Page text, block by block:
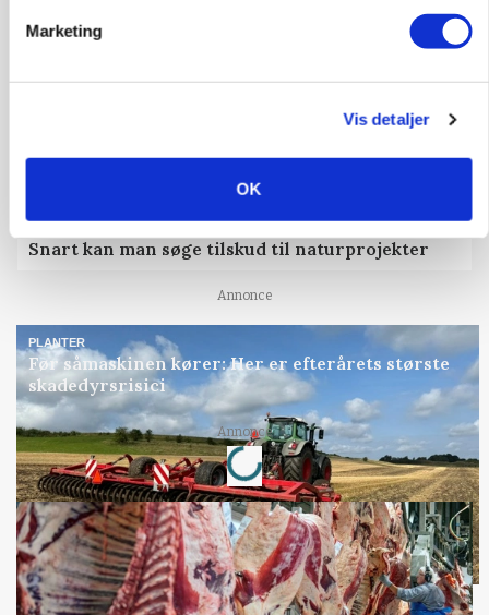
Marketing
Vis detaljer
OK
Snart kan man søge tilskud til naturprojekter
Annonce
PLANTER
Før såmaskinen kører: Her er efterårets største
skadedyrsrisici
Annonce
Loading...